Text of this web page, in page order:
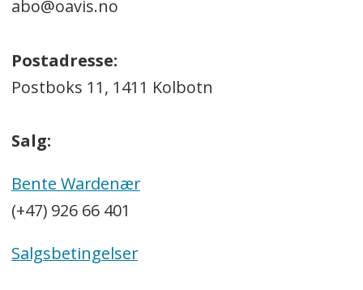
abo@oavis.no
Postadresse:
Postboks 11, 1411 Kolbotn
Salg:
Bente Wardenær
(+47) 926 66 401
Salgsbetingelser